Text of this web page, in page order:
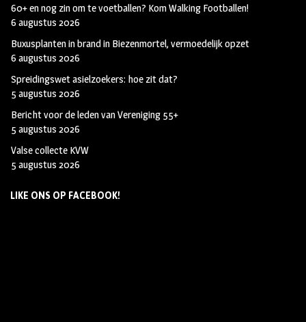
60+ en nog zin om te voetballen? Kom Walking Footballen!
6 augustus 2026
Buxusplanten in brand in Biezenmortel, vermoedelijk opzet
6 augustus 2026
Spreidingswet asielzoekers: hoe zit dat?
5 augustus 2026
Bericht voor de leden van Vereniging 55+
5 augustus 2026
Valse collecte KVW
5 augustus 2026
LIKE ONS OP FACEBOOK!